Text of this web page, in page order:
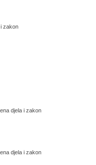
zakon
djela i zakon
djela i zakon